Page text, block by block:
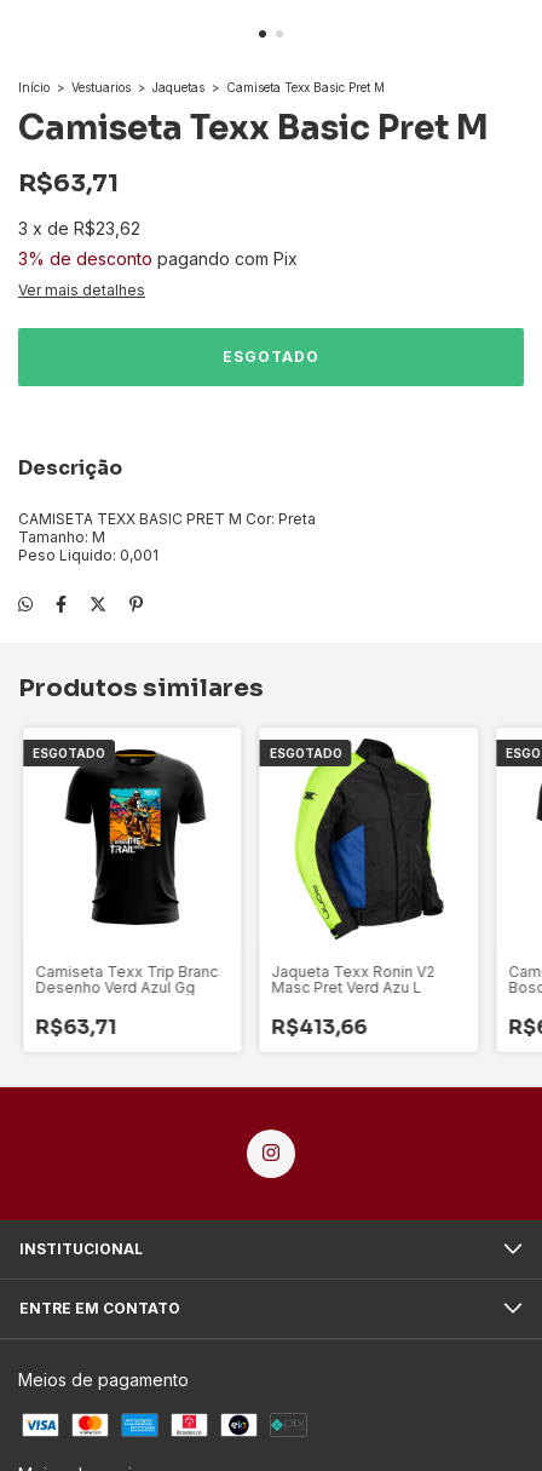
Início > Vestuarios > Jaquetas > Camiseta Texx Basic Pret M
Camiseta Texx Basic Pret M
R$63,71
3 x de R$23,62
3% de desconto pagando com Pix
Ver mais detalhes
Descrição
CAMISETA TEXX BASIC PRET M Cor: Preta
Tamanho: M
Peso Liquido: 0,001
Produtos similares
ESGOTADO
Camiseta Texx Trip Branc
Desenho Verd Azul Gg
R$63,71
ESGOTADO
Jaqueta Texx Ronin V2
Masc Pret Verd Azu L
R$413,66
INSTITUCIONAL
ENTRE EM CONTATO
Meios de pagamento